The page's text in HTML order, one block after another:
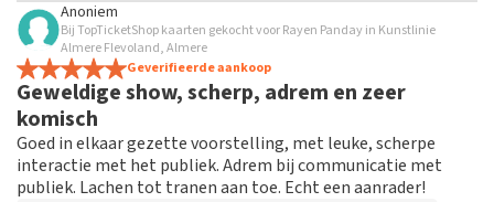
Anoniem
Bij TopTicketShop kaarten gekocht voor Rayen Panday in Kunstlinie
Almere Flevoland, Almere
Geverifieerde aankoop
Geweldige show, scherp, adrem en zeer
komisch
Goed in elkaar gezette voorstelling, met leuke, scherpe
interactie met het publiek. Adrem bij communicatie met
publiek. Lachen tot tranen aan toe. Echt een aanrader!